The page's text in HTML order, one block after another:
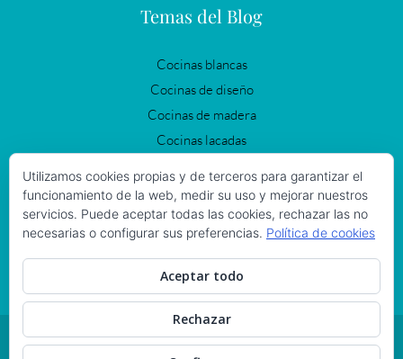
Temas del Blog
Cocinas blancas
Cocinas de diseño
Cocinas de madera
Cocinas lacadas
Cocinas negras
Cocinas Vintage
Iluminación en la cocina
© 2021 MURELLI CUCINE S.L. TODOS LOS DERECHOS RESERVADOS.
POLITICA DE PRIVACIDAD
Utilizamos cookies propias y de terceros para garantizar el
funcionamiento de la web, medir su uso y mejorar nuestros
servicios. Puede aceptar todas las cookies, rechazar las no
necesarias o configurar sus preferencias. Política de cookies
Aceptar todo
Rechazar